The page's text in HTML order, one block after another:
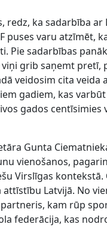
redz, ka sadarbība ar
puses varu atzīmēt,
Pie sadarbības
grib saņemt pretī,
veidosim cita veida
gadiem, kas
gados centīsimies
Gunta
vienošanos,
Virslīgas
Latvijā. No
kam rūp
federācija, kas